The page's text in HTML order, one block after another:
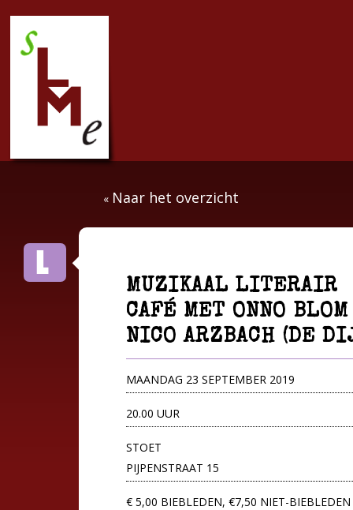
« Naar het overzicht
MUZIKAAL LITERAIR
CAFÉ MET ONNO
NICO ARZBACH (DE
MAANDAG 23 SEPTEMBER 2019
20.00 UUR
STOET
PIJPENSTRAAT 15
€ 5,00 BIEBLEDEN, €7,50 NIET-BIEBLEDEN